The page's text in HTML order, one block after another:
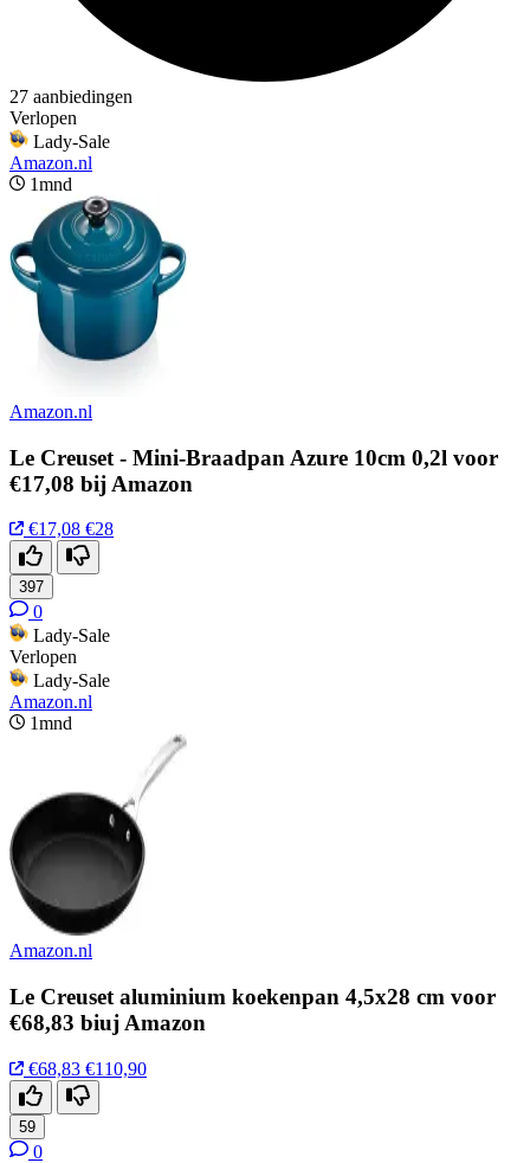
27 aanbiedingen
Verlopen
Lady-Sale
Amazon.nl
1mnd
Amazon.nl
Le Creuset - Mini-Braadpan Azure 10cm 0,2l voor
€17,08 bij Amazon
€17,08 €28
397
0
Lady-Sale
Verlopen
Lady-Sale
Amazon.nl
1mnd
Amazon.nl
Le Creuset aluminium koekenpan 4,5x28 cm voor
€68,83 biuj Amazon
€68,83 €110,90
59
0